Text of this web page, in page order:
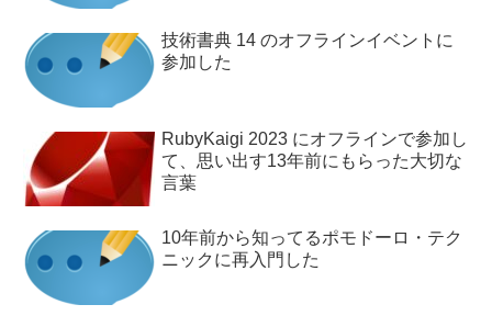
技術書典 14 のオフラインイベントに
参加した
RubyKaigi 2023 にオフラインで参加し
て、思い出す13年前にもらった大切な
言葉
10年前から知ってるポモドーロ・テク
ニックに再入門した